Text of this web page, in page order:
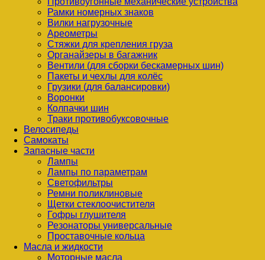
Рамки номерных знаков
Вилки нагрузочные
Ареометры
Стяжки для крепления груза
Органайзеры в багажник
Вентили (для сборки бескамерных шин)
Пакеты и чехлы для колёс
Грузики (для балансировки)
Воронки
Колпачки шин
Траки противобуксовочные
Велосипеды
Самокаты
Запасные части
Лампы
Лампы по параметрам
Светофильтры
Ремни поликлиновые
Щетки стеклоочистителя
Гофры глушителя
Резонаторы универсальные
Проставочные кольца
Масла и жидкости
Моторные масла